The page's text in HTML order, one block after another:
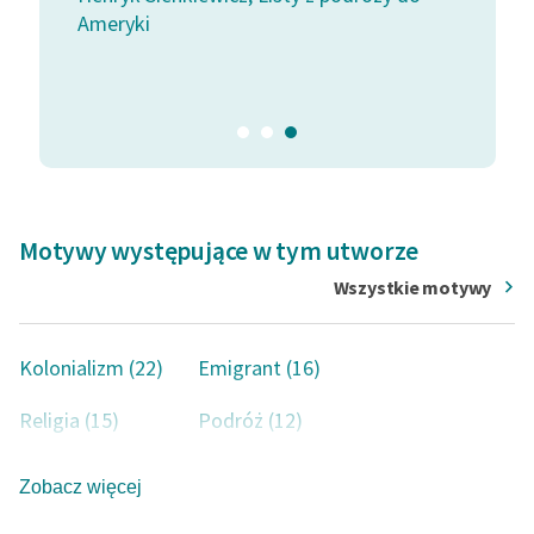
Ameryki
Motywy występujące w tym utworze
Wszystkie motywy
Kolonializm (22)
Emigrant (16)
Religia (15)
Podróż (12)
Miasto (11)
Zobacz więcej